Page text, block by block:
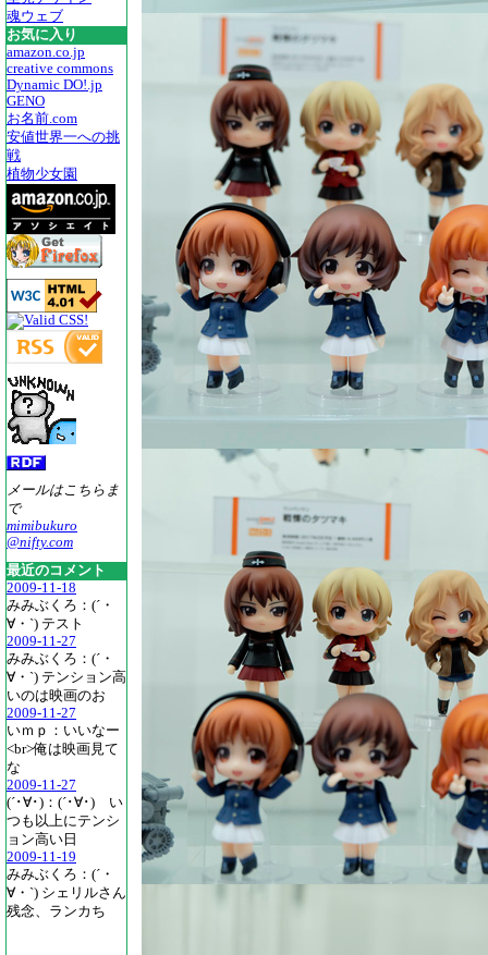
魂ウェブ
お気に入り
amazon.co.jp
creative commons
Dynamic DO!.jp
GENO
お名前.com
安値世界一への挑
戦
植物少女園
メールはこちらま
で
mimibukuro
@nifty.com
最近のコメント
2009-11-18
みみぶくろ：(´・
∀・`) テスト
2009-11-27
みみぶくろ：(´・
∀・`) テンション高
いのは映画のお
2009-11-27
いｍｐ：いいなー
<br>俺は映画見て
な
2009-11-27
(´･∀･)：(´･∀･) い
つも以上にテンシ
ョン高い日
2009-11-19
みみぶくろ：(´・
∀・`) シェリルさん
残念、ランカち